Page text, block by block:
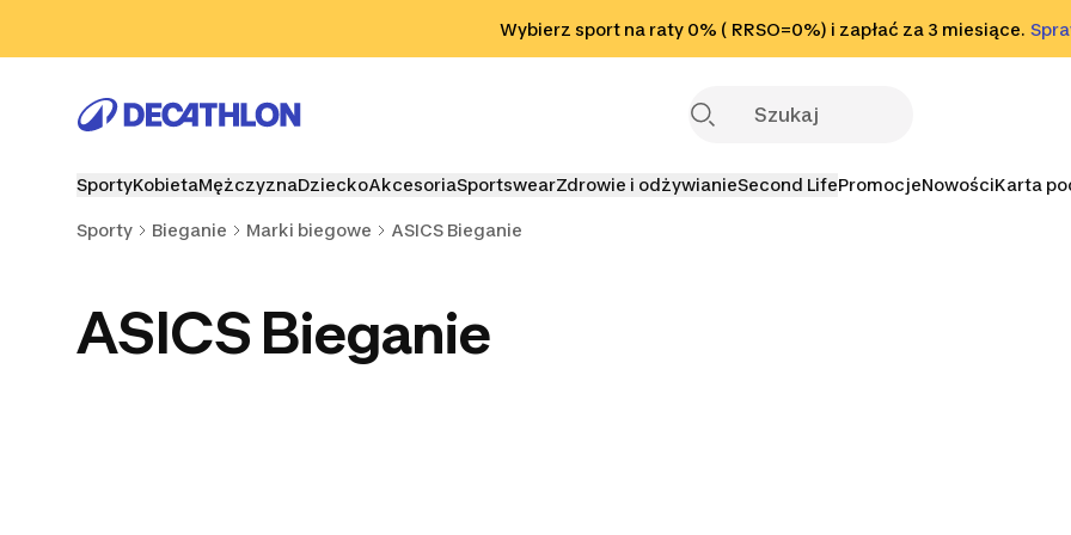
Przejdź do stopki
Wybierz sport na raty 0% ( RRSO=0%) i zapłać za 3 miesiące.
Sprawdź
SportyKobietaMężczyznaDzieckoAkcesoriaSportswearZdrowie i odżywianieSecond LifePromocjeNowościKarta
Sporty Bieganie Marki biegowe ASICS Bieganie
ASICS Bieganie